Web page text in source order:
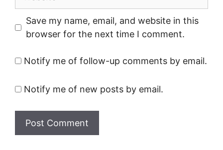
Save my name, email, and website in this
browser for the next time I comment.
Notify me of follow-up comments by email.
Notify me of new posts by email.